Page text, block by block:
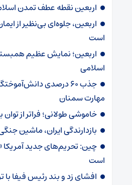
اربعین نقطه عطف تمدن
اربعین، جلوه‌ای بی‌نظیر از
است
اربعین؛ نمایش عظیم
اسلامی
جذب ۶۰ درصدی
مهارت سمنان
خاموشی طولانی؛ فراتر از
بازدارندگی ایران، ماشین
چین: تحریم‌های جدید آمریکا
است
افشای زد و بند رئیس فیفا با